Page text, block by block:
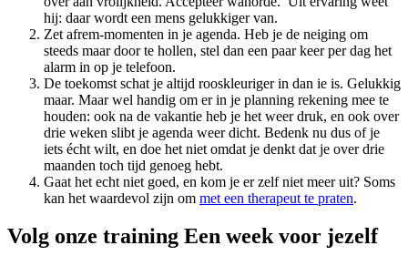
hij: daar wordt een mens gelukkiger van.
Zet afrem-momenten in je agenda. Heb je de neiging om
steeds maar door te hollen, stel dan een paar keer per dag het
alarm in op je telefoon.
De toekomst schat je altijd rooskleuriger in dan ie is. Gelukkig
maar. Maar wel handig om er in je planning rekening mee te
houden: ook na de vakantie heb je het weer druk, en ook over
drie weken slibt je agenda weer dicht. Bedenk nu dus of je
iets écht wilt, en doe het niet omdat je denkt dat je over drie
maanden toch tijd genoeg hebt.
Gaat het echt niet goed, en kom je er zelf niet meer uit? Soms
kan het waardevol zijn om met een therapeut te praten.
Volg onze training Een week voor jezelf